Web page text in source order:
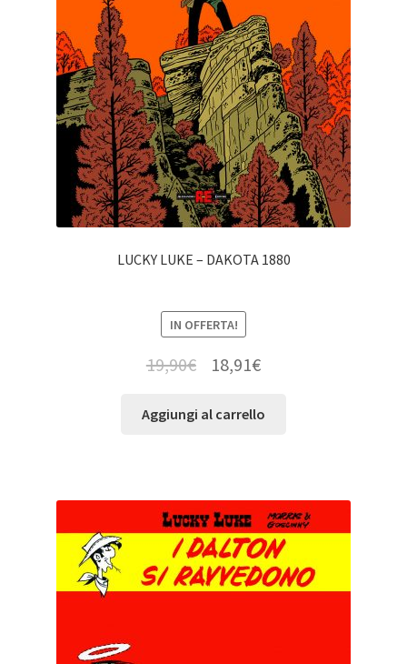
LUCKY LUKE – DAKOTA 1880
IN OFFERTA!
19,90€ 18,91€
Aggiungi al carrello